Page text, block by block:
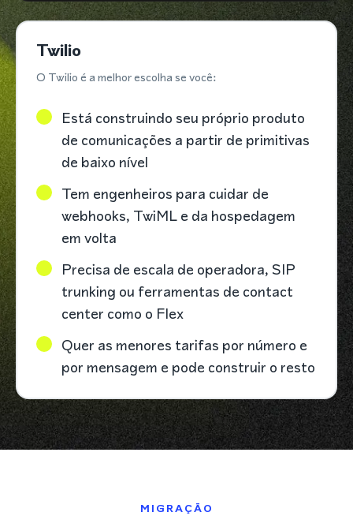
Twilio
O Twilio é a melhor escolha se você:
Está construindo seu próprio produto
de comunicações a partir de primitivas
de baixo nível
Tem engenheiros para cuidar de
webhooks, TwiML e da hospedagem
em volta
Precisa de escala de operadora, SIP
trunking ou ferramentas de contact
center como o Flex
Quer as menores tarifas por número e
por mensagem e pode construir o resto
MIGRAÇÃO